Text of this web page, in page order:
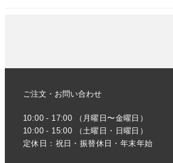
ご注文・お問い合わせ
10:00 - 17:00 （月曜日〜金曜日）
10:00 - 15:00 （土曜日・日曜日）
定休日：祝日・振替休日・年末年始